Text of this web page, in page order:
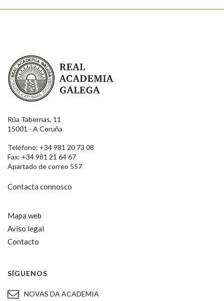
Real Academia Galega
Rúa Tabernas, 11
15001 - A Coruña
Teléfono: +34 981 20 73 08
Fax: +34 981 21 64 67
Apartado de correo 557
Contacta connosco
Mapa web
Aviso legal
Contacto
SÍGUENOS
NOVAS DA ACADEMIA